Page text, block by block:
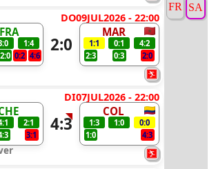
DO09JUL2026 - 22:00
FRA
1:4
2:0 0:2 4:6
2:0
MAR
1:1 0:1
4:2
2:3
0:3 2:0
DI07JUL2026 - 22:00
2:1
3:1
4:3
COL
1:3 1:0
0:0
1:0
4:3
FR
SA